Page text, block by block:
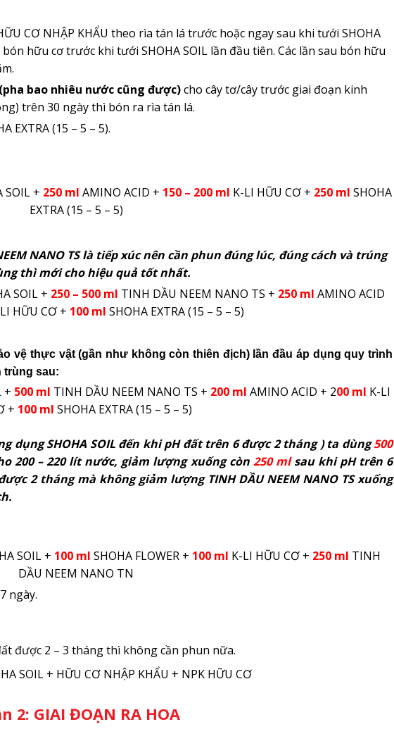
CƠ NHẬP KHẨU theo rìa tán lá trước hoặc ngay sau khi tưới SHOHA
hữu cơ trước khi tưới SHOHA SOIL lần đầu tiên. Các lần sau bón hữu
(pha bao nhiêu nước cũng được)cho cây tơ/cây trước giai đoạn kinh
trên 30 ngày thì bón ra rìa tán lá.
EXTRA (15 – 5 – 5).
SOIL + 250 ml AMINO ACID + 150 – 200 ml K-LI HỮU CƠ + 250 ml SHOHA
EXTRA (15 – 5 – 5)
NANO TS là tiếpxúc nên cần phun đúng lúc, đúng cách và trúng
thì mới cho hiệu quả tốt nhất.
SOIL + 250 – 500 ml TINH DẦU NEEM NANO TS + 250 ml AMINO ACID
HỮU CƠ + 100 ml SHOHA EXTRA (15 – 5 – 5)
vệ thực vật (gần như không còn thiên địch) lần đầu áp dụng quy trình
trùng sau:
+ 500 ml TINH DẦU NEEM NANO TS + 200 ml AMINO ACID + 200 ml K-LI
+ 100 ml SHOHA EXTRA (15 – 5 – 5)
dụng SHOHA SOIL đến khi pH đất trên 6 được 2 tháng ) ta dùng500
200–220 lít nước, giảm lượng xuống còn 250 mlsau khi pH trên 6
2 tháng mà không giảm lượng TINH DẦU NEEM NANO TS xuống
SOIL + 100 ml SHOHA FLOWER + 100 ml K-LI HỮU CƠ + 250 ml TINH
DẦU NEEM NANO TN
ngày.
được 2 – 3 tháng thì không cần phun nữa.
SOIL + HỮU CƠ NHẬP KHẨU + NPK HỮU CƠ
2: GIAI ĐOẠN RA HOA